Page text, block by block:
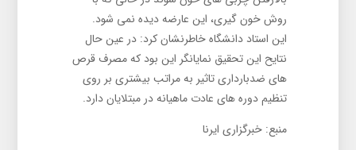
روش خون گیری، این عارضه دیده نمی شود.
این استاد دانشگاه خاطرنشان کرد: در عین حال
نتایح این تحقیق نمایانگر این بود که مصرف قرص
های ضدبارداری تاثیر به مراتب بیشتری بر روی
تنظیم دوره های عادت ماهیانه در مبتلایان دارد.
منبع: خبرگزاری ایرنا